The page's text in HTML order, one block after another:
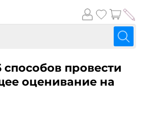
способов провести
оценивание на